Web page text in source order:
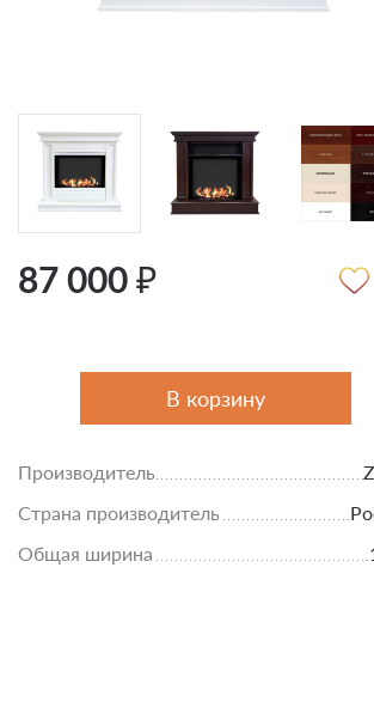
87 000 ₽
В корзину
Производитель
Страна производитель
Общая ширина